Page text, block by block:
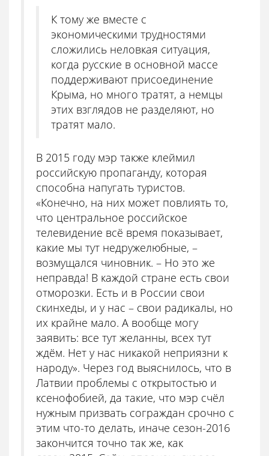
К тому же вместе с
экономическими трудностями
сложились неловкая ситуация,
когда русские в основной массе
поддерживают присоединение
Крыма, но много тратят, а немцы
этих взглядов не разделяют, но
тратят мало.
В 2015 году мэр также клеймил
российскую пропаганду, которая
способна напугать туристов.
«Конечно, на них может повлиять то,
что центральное российское
телевидение всё время показывает,
какие мы тут недружелюбные, –
возмущался чиновник. – Но это же
неправда! В каждой стране есть свои
отморозки. Есть и в России свои
скинхеды, и у нас – свои радикалы, но
их крайне мало. А вообще могу
заявить: все тут желанны, всех тут
ждём. Нет у нас никакой неприязни к
народу». Через год выяснилось, что в
Латвии проблемы с открытостью и
ксенофобией, да такие, что мэр счёл
нужным призвать сограждан срочно с
этим что-то делать, иначе сезон-2016
закончится точно так же, как